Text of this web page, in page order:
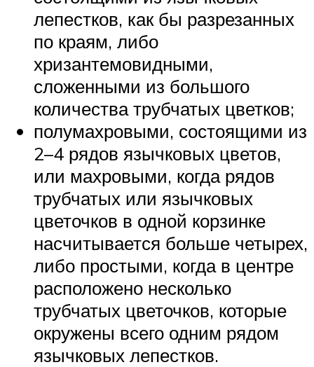
лепестков, как бы разрезанных
по краям, либо
хризантемовидными,
сложенными из большого
количества трубчатых цветков;
полумахровыми, состоящими из
2–4 рядов язычковых цветов,
или махровыми, когда рядов
трубчатых или язычковых
цветочков в одной корзинке
насчитывается больше четырех,
либо простыми, когда в центре
расположено несколько
трубчатых цветочков, которые
окружены всего одним рядом
язычковых лепестков.